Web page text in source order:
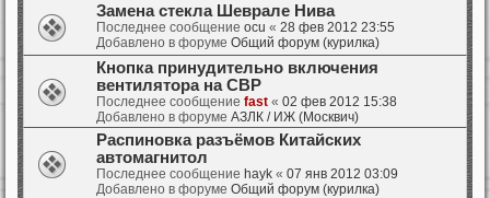
Замена стекла Шеврале Нива
Последнее сообщение ocu « 28 фев 2012 23:55
Добавлено в форуме Общий форум (курилка)
Кнопка принудительно включения
вентилятора на СВР
Последнее сообщение fast « 02 фев 2012 15:38
Добавлено в форуме АЗЛК / ИЖ (Москвич)
Распиновка разъёмов Китайских
автомагнитол
Последнее сообщение hayk « 07 янв 2012 03:09
Добавлено в форуме Общий форум (курилка)